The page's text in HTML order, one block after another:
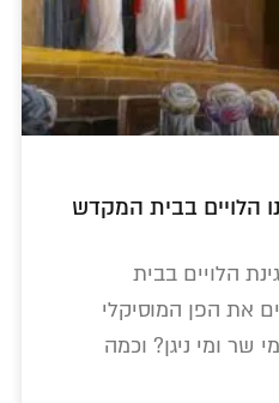
הלויים בבית המקדש
הלויים בבית
את הפן המוסיקלי
ומי ניגן? וכמה